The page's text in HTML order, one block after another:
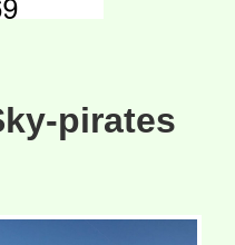
pirates